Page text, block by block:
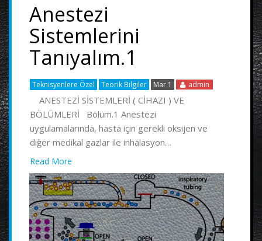
Anestezi
Sistemlerini
Tanıyalım.1
Teknisyenlere Özel Teorik Bilgiler Mar 1 admin
ANESTEZİ SİSTEMLERİ ( CİHAZI ) VE
BÖLÜMLERİ Bölüm.1 Anestezi
uygulamalarında, hasta için gerekli oksijen ve
diğer medikal gazlar ile inhalasyon…
Read More